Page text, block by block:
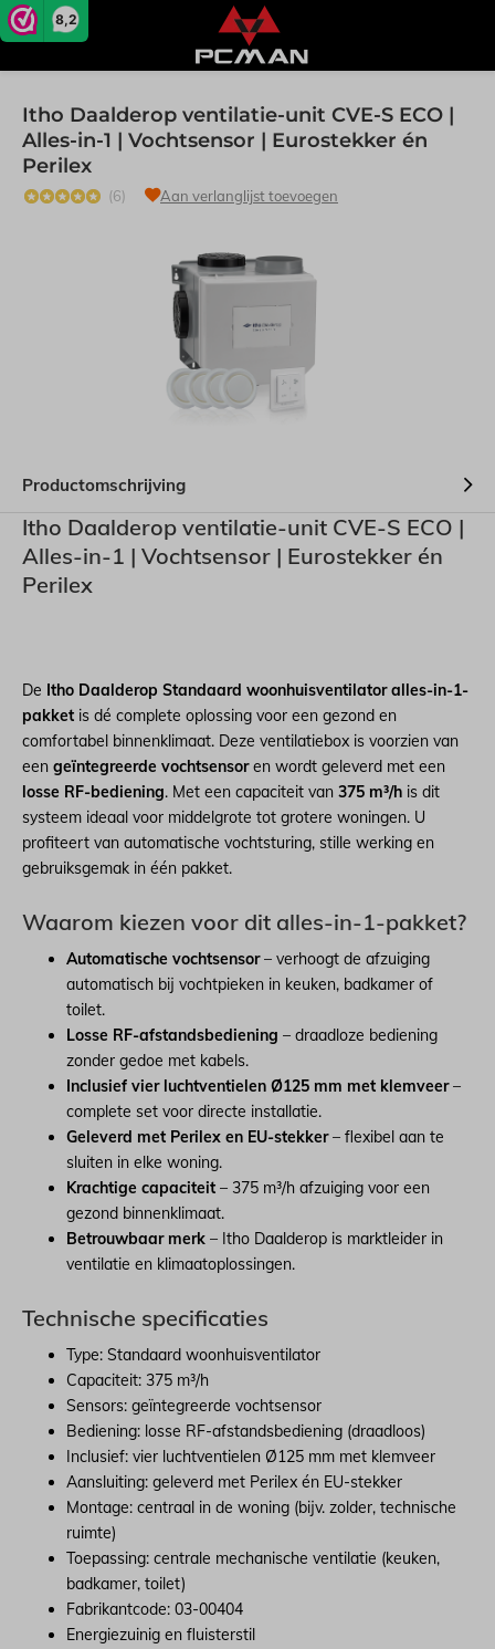
8,2
Itho Daalderop ventilatie-unit CVE-S ECO |
Alles-in-1 | Vochtsensor | Eurostekker én
Perilex
(6) Aan verlanglijst toevoegen
Productomschrijving
Itho Daalderop ventilatie-unit CVE-S ECO |
Alles-in-1 | Vochtsensor | Eurostekker én
Perilex
De Itho Daalderop Standaard woonhuisventilator alles-in-1-
pakket is dé complete oplossing voor een gezond en
comfortabel binnenklimaat. Deze ventilatiebox is voorzien van
een geïntegreerde vochtsensoren wordt geleverd met een
losse RF-bediening. Met een capaciteit van 375 m³/h is dit
systeem ideaal voor middelgrote tot grotere woningen. U
profiteert van automatische vochtsturing, stille werking en
gebruiksgemak in één pakket.
Waarom kiezen voor dit alles-in-1-pakket?
Automatische vochtsensor– verhoogt de afzuiging
automatisch bij vochtpieken in keuken, badkamer of
toilet.
Losse RF-afstandsbediening – draadloze bediening
zonder gedoe met kabels.
Inclusief vier luchtventielen Ø125 mm met klemveer–
complete set voor directe installatie.
Geleverd met Perilex en EU-stekker– flexibel aan te
sluiten in elke woning.
Krachtige capaciteit – 375 m³/h afzuiging voor een
gezond binnenklimaat.
Betrouwbaar merk – Itho Daalderop is marktleider in
ventilatie en klimaatoplossingen.
Technische specificaties
Type: Standaard woonhuisventilator
Capaciteit: 375 m³/h
Sensors: geïntegreerde vochtsensor
Bediening: losse RF-afstandsbediening (draadloos)
Inclusief: vier luchtventielen Ø125 mm met klemveer
Aansluiting: geleverd met Perilex én EU-stekker
Montage: centraal in de woning (bijv. zolder, technische
ruimte)
Toepassing: centrale mechanische ventilatie (keuken,
badkamer, toilet)
Fabrikantcode: 03-00404
Energiezuinig en fluisterstil